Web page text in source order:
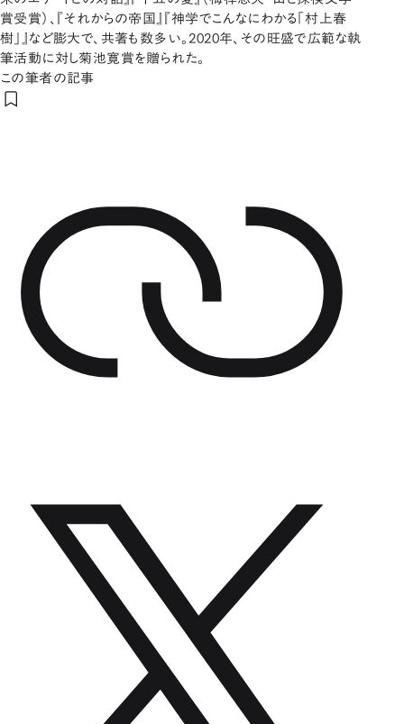
賞受賞）、『それからの帝国』『神学でこんなにわかる「村上春
樹」』など膨大で、共著も数多い。2020年、その旺盛で広範な執
筆活動に対し菊池寛賞を贈られた。
この筆者の記事